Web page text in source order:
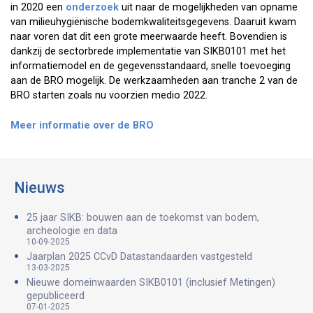
in 2020 een onderzoek uit naar de mogelijkheden van opname
van milieuhygiënische bodemkwaliteitsgegevens. Daaruit kwam
naar voren dat dit een grote meerwaarde heeft. Bovendien is
dankzij de sectorbrede implementatie van SIKB0101 met het
informatiemodel en de gegevensstandaard, snelle toevoeging
aan de BRO mogelijk. De werkzaamheden aan tranche 2 van de
BRO starten zoals nu voorzien medio 2022.
Meer informatie over de BRO
Nieuws
25 jaar SIKB: bouwen aan de toekomst van bodem,
archeologie en data
10-09-2025
Jaarplan 2025 CCvD Datastandaarden vastgesteld
13-03-2025
Nieuwe domeinwaarden SIKB0101 (inclusief Metingen)
gepubliceerd
07-01-2025